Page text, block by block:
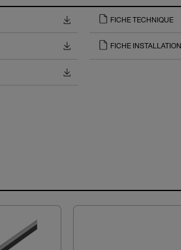
FICHE TECHNIQUE
FICHE INSTALLATION